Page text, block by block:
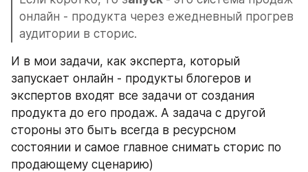
онлайн - продукта через ежедневный прогрев
аудитории в сторис.
И в мои задачи, как эксперта, который
запускает онлайн - продукты блогеров и
экспертов входят все задачи от создания
продукта до его продаж. А задача с другой
стороны это быть всегда в ресурсном
состоянии и самое главное снимать сторис по
продающему сценарию)